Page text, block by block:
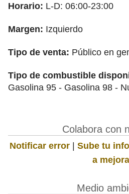
Horario: L-D: 06:00-23:00
Margen: Izquierdo
Tipo de venta: Público en
Tipo de combustible
Gasolina 95 - Gasolina 98 -
Colabora con
Notificar error | Sube tu
a
Medio